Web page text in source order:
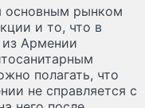
основным рынком
и то, что в
из Армении
полагать, что
не справляется с